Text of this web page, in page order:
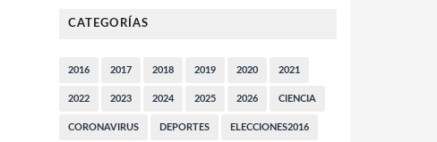
CATEGORÍAS
2016 2017 2018 2019 2020 2021
2022 2023 2024 2025 2026 CIENCIA
CORONAVIRUS DEPORTES ELECCIONES2016